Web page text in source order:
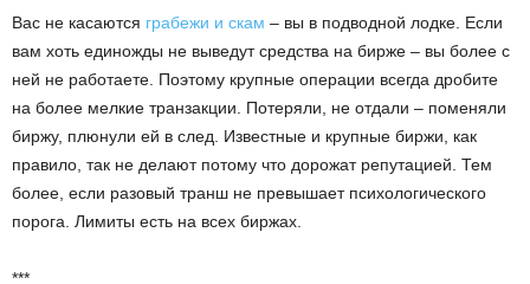
Вас не касаются грабежи и скам – вы в подводной лодке. Если
вам хоть единожды не выведут средства на бирже – вы более с
ней не работаете. Поэтому крупные операции всегда дробите
на более мелкие транзакции. Потеряли, не отдали – поменяли
биржу, плюнули ей в след. Известные и крупные биржи, как
правило, так не делают потому что дорожат репутацией. Тем
более, если разовый транш не превышает психологического
порога. Лимиты есть на всех биржах.
***